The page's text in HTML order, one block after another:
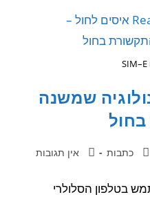
שמשנה
כתבות אין תגובות
בטלפון הסלולרי